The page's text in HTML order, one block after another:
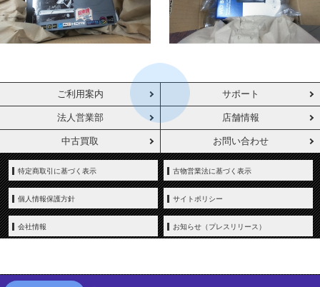
ご利用案内 サポート
法人営業部 店舗情報
中古買取 お問い合わせ
特定商取引に基づく表示 古物営業法に基づく表示
個人情報保護方針 サイトポリシー
会社情報 お知らせ（プレスリリース）